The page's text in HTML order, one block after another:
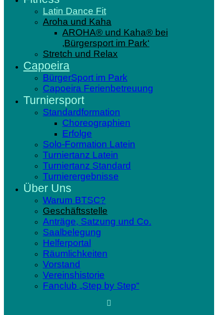
Latin Dance Fit
Aroha und Kaha
AROHA® und Kaha® bei
‚Bürgersport im Park‘
Stretch und Relax
Capoeira
BürgerSport im Park
Capoeira Ferienbetreuung
Turniersport
Standardformation
Choreographien
Erfolge
Solo-Formation Latein
Turniertanz Latein
Turniertanz Standard
Turnierergebnisse
Über Uns
Warum BTSC?
Geschäftsstelle
Anträge, Satzung und Co.
Saalbelegung
Helferportal
Räumlichkeiten
Vorstand
Vereinshistorie
Fanclub „Step by Step“